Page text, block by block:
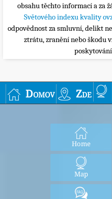
obsahu těchto informací a za
Světového indexu kvality
odpovědnost za smluvní, delikt
ztrátu, zranění nebo škodu
Domov Zde
Home
Map